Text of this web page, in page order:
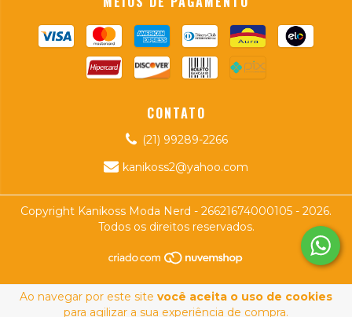
Ao navegar por este site você aceita o uso de cookies
para agilizar a sua experiência de compra.
CONTATO
(21) 99289-2266
kanikoss2@yahoo.com
Copyright Kanikoss Moda Nerd - 26621674000105 - 2026.
Todos os direitos reservados.